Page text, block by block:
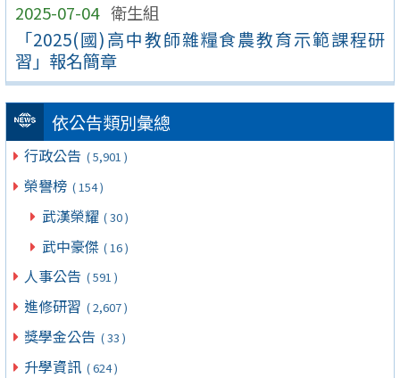
2025-07-04 衛生組
「2025(國)高中教師雜糧食農教育示範課程研
習」報名簡章
依公告類別彙總
行政公告 ( 5,901 )
榮譽榜 ( 154 )
武漢榮耀 ( 30 )
武中豪傑 ( 16 )
人事公告 ( 591 )
進修研習 ( 2,607 )
獎學金公告 ( 33 )
升學資訊 ( 624 )